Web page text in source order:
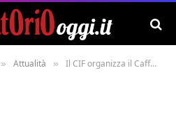
» Attualità » Il CIF organizza il Caffè Letterario ‘Donne in cammino: apertura alla speranza’